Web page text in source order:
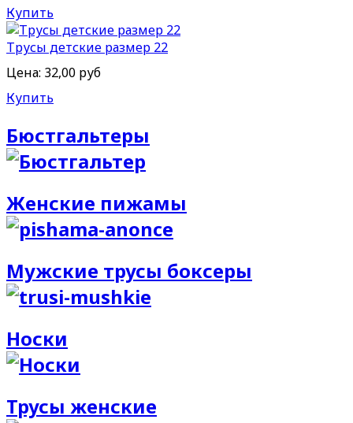
Купить
Трусы детские размер 22
Цена: 32,00 руб
Купить
Бюстгальтеры
Женские пижамы
Мужские трусы боксеры
Носки
Трусы женские